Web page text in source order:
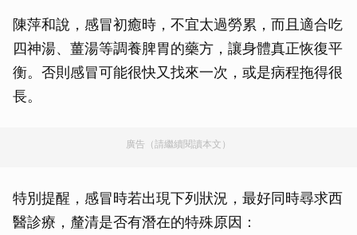
陳萍和說，感冒初癒時，不宜太過勞累，而且適合吃
四神湯、薑湯等調養脾胃的藥方，讓身體真正恢復平
衡。否則感冒可能很快又找來一次，或是病程拖得很
長。
廣告（請繼續閱讀本文）
特別提醒，感冒時若出現下列狀況，最好同時尋求西
醫診療，釐清是否有潛在的特殊原因：